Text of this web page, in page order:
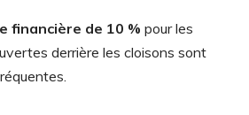
financière de 10 % pour les
derrière les cloisons sont